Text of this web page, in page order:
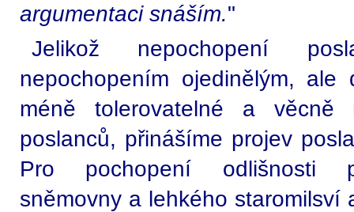
argumentaci snáším."
Jelikož nepochopení
nepochopením ojedinělým,
méně tolerovatelné a věcně
poslanců, přinášíme projev
Pro pochopení odlišnosti
sněmovny a lehkého staromilsví